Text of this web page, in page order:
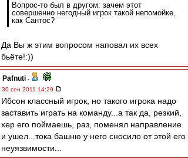
Вопрос-то был в другом: зачем этот
совершенно негодный игрок такой непомойке,
как Сантос?
Да Вы ж этим вопросом наповал их всех
бьёте!:))
Pafnuti -
30 сен 2011 14:29
Ибсон классный игрок, но такого игрока надо
заставить играть на команду...а так да, резкий,
хер его поймаешь, раз, поменял направление
и ушел...тока башню у него сносило от этой его
неуязвимости...